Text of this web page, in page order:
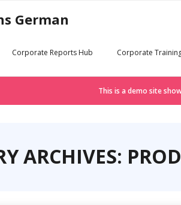
German
Corporate Reports Hub Corporate
This is a demo site
ARCHIVES: